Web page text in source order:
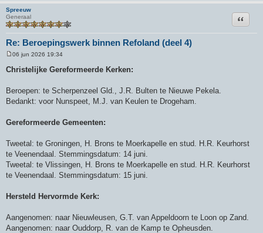
Spreeuw
Generaal
Re: Beroepingswerk binnen Refoland (deel 4)
Citeer
e
r
h
t
06 jun 2026 19:34
Christelijke Gereformeerde Kerken:
Beroepen: te Scherpenzeel Gld., J.R. Bulten te Nieuwe Pekela.
Bedankt: voor Nunspeet, M.J. van Keulen te Drogeham.
Gereformeerde Gemeenten:
Tweetal: te Groningen, H. Brons te Moerkapelle en stud. H.R. Keurhorst
te Veenendaal. Stemmingsdatum: 14 juni.
Tweetal: te Vlissingen, H. Brons te Moerkapelle en stud. H.R. Keurhorst
te Veenendaal. Stemmingsdatum: 15 juni.
Hersteld Hervormde Kerk:
Aangenomen: naar Nieuwleusen, G.T. van Appeldoorn te Loon op Zand.
Aangenomen: naar Ouddorp, R. van de Kamp te Opheusden.